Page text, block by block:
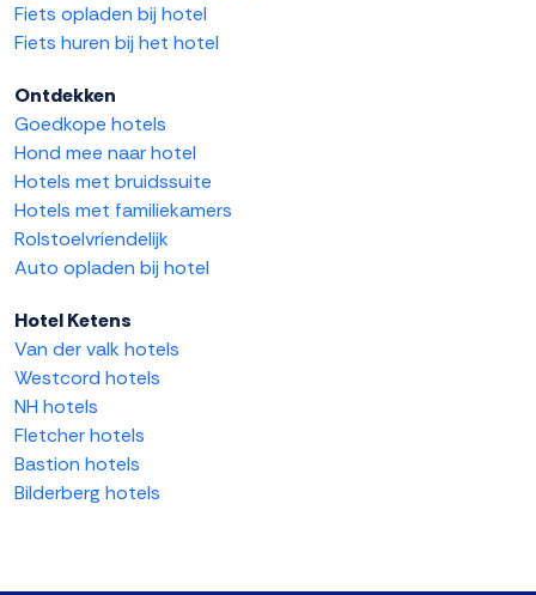
Fiets opladen bij hotel
Fiets huren bij het hotel
Ontdekken
Goedkope hotels
Hond mee naar hotel
Hotels met bruidssuite
Hotels met familiekamers
Rolstoelvriendelijk
Auto opladen bij hotel
Hotel Ketens
Van der valk hotels
Westcord hotels
NH hotels
Fletcher hotels
Bastion hotels
Bilderberg hotels